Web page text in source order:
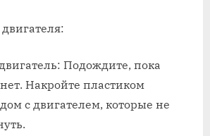
Подождите, пока
Накройте пластиком
с двигателем, которые не